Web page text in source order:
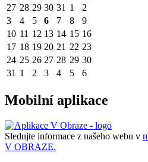
27 28 29 30 31 1
2
3
4 5 6 7 8
9
10 11 12 13 14 15 16
17 18 19 20 21 22 23
24 25 26 27 28 29 30
31 1 2 3 4 5 6
Mobilní aplikace
Sledujte informace z našeho webu v
V OBRAZE.